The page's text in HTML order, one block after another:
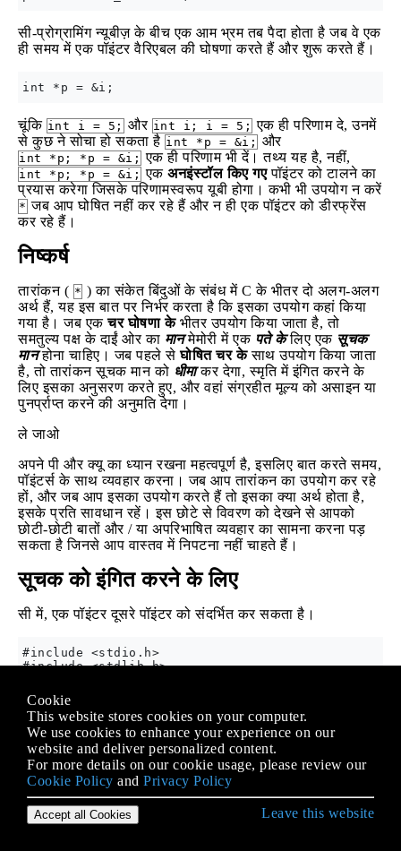
सी-प्रोग्रामिंग न्यूबीज़ के बीच एक आम भ्रम तब पैदा होता है जब वे एक
ही समय में एक पॉइंटर वैरिएबल की घोषणा करते हैं और शुरू करते हैं।
चूंकि int i = 5; और int i; i = 5; एक ही परिणाम दे, उनमें
से कुछ ने सोचा हो सकता है int *p = &i; और
int *p; *p = &i; एक ही परिणाम भी दें। तथ्य यह है, नहीं,
int *p; *p = &i; एक अनइंस्टॉल किए गएपॉइंटर को टालने का
प्रयास करेगा जिसके परिणामस्वरूप यूबी होगा। कभी भी उपयोग न करें
* जब आप घोषित नहीं कर रहे हैं और न ही एक पॉइंटर को डीरफ्रेंस
कर रहे हैं।
निष्कर्ष
तारांकन ( * ) का संकेत बिंदुओं के संबंध में C के भीतर दो अलग-अलग
अर्थ हैं, यह इस बात पर निर्भर करता है कि इसका उपयोग कहां किया
गया है। जब एकचर घोषणा केभीतर उपयोग किया जाता है, तो
समतुल्य पक्ष के दाईं ओर का मानमेमोरी में एक पते केलिए एक सूचक
मानहोना चाहिए। जब पहले सेघोषित चर केसाथ उपयोग किया जाता
है, तो तारांकन सूचक मान को धीमाकर देगा, स्मृति में इंगित करने के
लिए इसका अनुसरण करते हुए, और वहां संग्रहीत मूल्य को असाइन या
पुनर्प्राप्त करने की अनुमति देगा।
ले जाओ
अपने पी और क्यू का ध्यान रखना महत्वपूर्ण है, इसलिए बात करते समय,
पॉइंटर्स के साथ व्यवहार करना। जब आप तारांकन का उपयोग कर रहे
हों, और जब आप इसका उपयोग करते हैं तो इसका क्या अर्थ होता है,
इसके प्रति सावधान रहें। इस छोटे से विवरण को देखने से आपको
छोटी-छोटी बातों और / या अपरिभाषित व्यवहार का सामना करना पड़
सकता है जिनसे आप वास्तव में निपटना नहीं चाहते हैं।
सूचक को इंगित करने के लिए
सी में, एक पॉइंटर दूसरे पॉइंटर को संदर्भित कर सकता है।
#include <stdio.h>
#include <stdlib.h>
int main(void) {
  int A = 42;
  int* pA = &A;
  int** ppA = &pA;
  int*** pppA = &ppA;
  printf("%d", ***pppA); /* prints 42 */
  return EXIT_SUCCESS;
Cookie
This website stores cookies on your computer.
We use cookies to enhance your experience on our
website and deliver personalized content.
For more details on our cookie usage, please review our
Cookie Policy and Privacy Policy
Accept all Cookies Leave this website